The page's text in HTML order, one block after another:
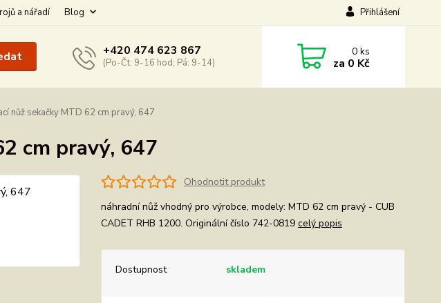
a nářadí Blog Přihlášení
+420 474 623 867
(Po-Čt: 9-16 hod; Pá: 9-14)
0ks
za 0 Kč
nůž sekačky MTD 62 cm pravý, 647
cm pravý, 647
Ohodnotit produkt
náhradní nůž vhodný pro výrobce, modely: MTD 62 cm pravý - CUB
CADET RHB 1200. Originální číslo 742-0819 celý popis
Dostupnost skladem